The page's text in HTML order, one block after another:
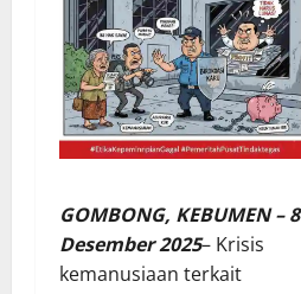
GOMBONG, KEBUMEN – 8
Desember 2025– Krisis
kemanusiaan terkait